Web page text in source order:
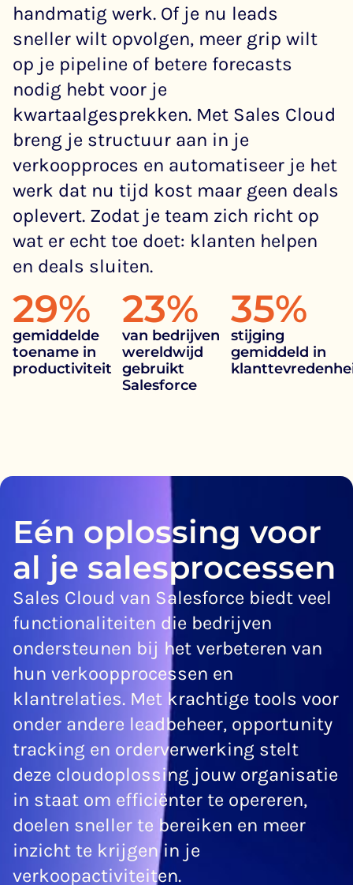
handmatig werk. Of je nu leads
sneller wilt opvolgen, meer grip wilt
op je pipeline of betere forecasts
nodig hebt voor je
kwartaalgesprekken. Met Sales Cloud
breng je structuur aan in je
verkoopproces en automatiseer je het
werk dat nu tijd kost maar geen deals
oplevert. Zodat je team zich richt op
wat er echt toe doet: klanten helpen
en deals sluiten.
gemiddelde
toename in
productiviteit
29%
van bedrijven
wereldwijd
gebruikt
Salesforce
23%
stijging
gemiddeld in
35%
Eén oplossing voor
al je salesprocessen
Sales Cloud van Salesforce biedt veel
functionaliteiten die bedrijven
ondersteunen bij het verbeteren van
hun verkoopprocessen en
klantrelaties. Met krachtige tools voor
onder andere leadbeheer, opportunity
tracking en orderverwerking stelt
deze cloudoplossing jouw organisatie
in staat om efficiënter te opereren,
doelen sneller te bereiken en meer
inzicht te krijgen in je
verkoopactiviteiten.